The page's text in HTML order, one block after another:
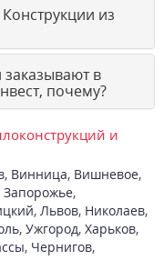
из
в
почему?
и
, Винница, Вишневое,
Запорожье,
, Львов, Николаев,
, Ужгород, Харьков,
, Чернигов,